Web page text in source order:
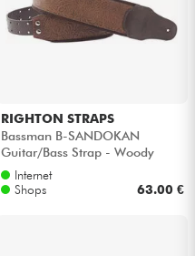
RIGHTON STRAPS
Bassman B-SANDOKAN
Guitar/Bass Strap - Woody
Internet
Shops
63.00 €